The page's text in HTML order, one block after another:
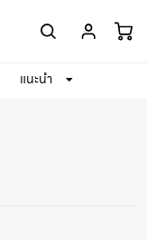
แนะนำ